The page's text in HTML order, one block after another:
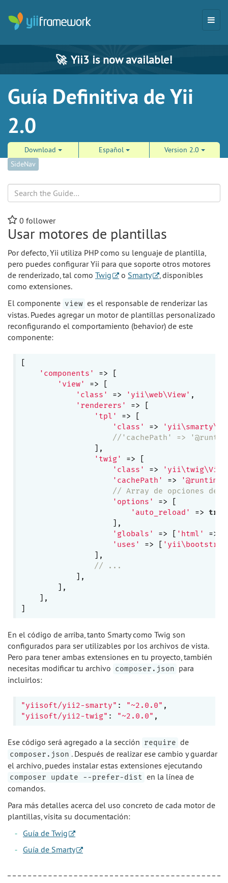
🚀 Yii3 is now available!
Guía Definitiva de Yii
2.0
Download Español
Version 2.0
SideNav
0 follower
Usar motores de plantillas
Por defecto, Yii utiliza PHP como su lenguaje de plantilla,
pero puedes configurar Yii para que soporte otros motores
de renderizado, tal como Twig o Smarty
, disponibles
como extensiones.
El componente view es el responsable de renderizar las
vistas. Puedes agregar un motor de plantillas personalizado
reconfigurando el comportamiento (behavior) de este
componente:
[
'components'
=> [
'view'
=> [
'class'
=> 'yii\web\View' ,
'renderers'
=> [
'tpl'
=> [
'class'
=>
//'cachePath' =>
                ],
'twig'
=> [
'class'
=>
'cachePath'
=>
// Array de opciones de
'options'
=> [
'auto_reload'
=> true
                    ],
'globals'
=> [ 'html' =>
'uses'
=> [
                ],
// ...
            ],
        ],
    ],
En el código de arriba, tanto Smarty como Twig son
configurados para ser utilizables por los archivos de vista.
Pero para tener ambas extensiones en tu proyecto, también
necesitas modificar tu archivo composer.json para
incluirlos:
"yiisoft/yii2-smarty" : "~2.0.0"
"yiisoft/yii2-twig" : "~2.0.0"
Ese código será agregado a la sección require de
composer.json . Después de realizar ese cambio y guardar
el archivo, puedes instalar estas extensiones ejecutando
composer update --prefer-dist en la línea de
comandos.
Para más detalles acerca del uso concreto de cada motor de
plantillas, visita su documentación:
Guía de Twig
Guía de Smarty